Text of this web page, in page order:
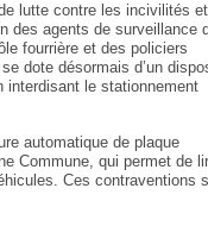
lutte contre les incivilités et
des agents de surveillance
fourrière et des policiers
dote désormais d’un
interdisant le stationnement
automatique de plaque
Commune, qui permet de
Ces contraventions